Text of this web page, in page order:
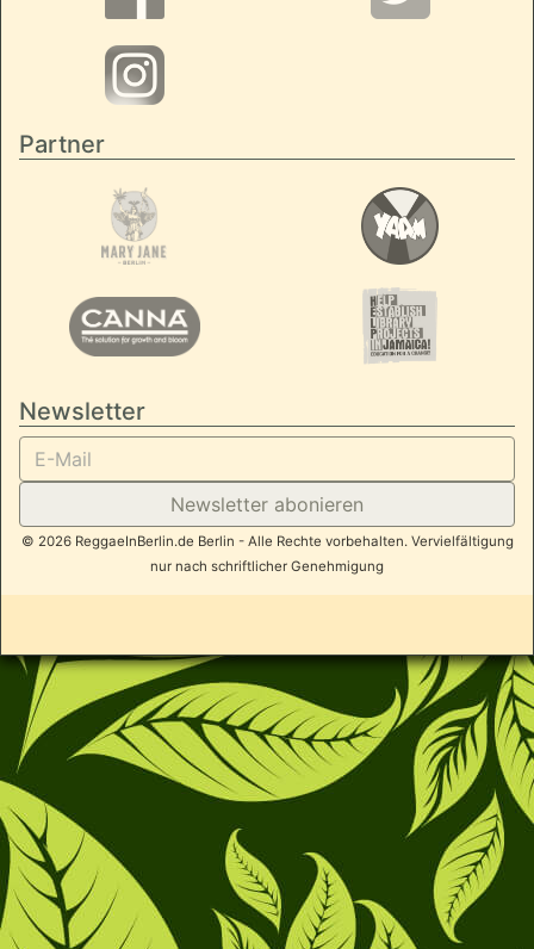
Partner
Newsletter
Newsletter abonieren
© 2026 ReggaeInBerlin.de Berlin - Alle Rechte vorbehalten. Vervielfältigung
nur nach schriftlicher Genehmigung